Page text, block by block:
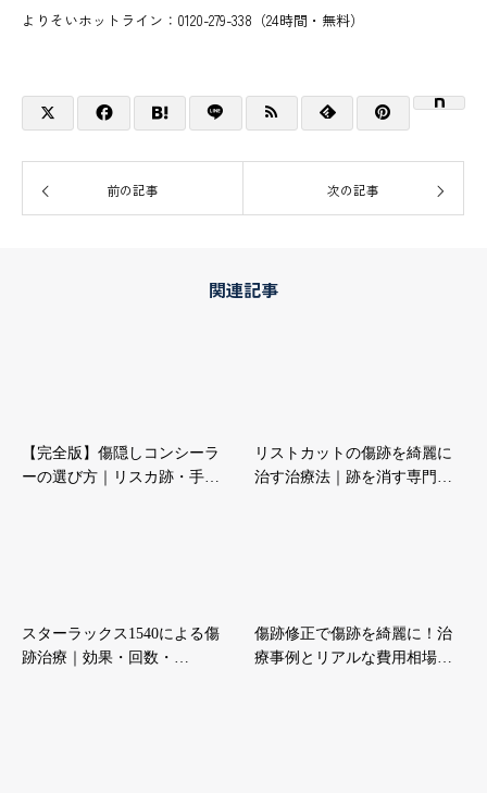
よりそいホットライン：0120-279-338（24時間・無料）
前の記事 次の記事
関連記事
【完全版】傷隠しコンシーラ
ーの選び方｜リスカ跡・手…
リストカットの傷跡を綺麗に
治す治療法｜跡を消す専門…
スターラックス1540による傷
跡治療｜効果・回数・…
傷跡修正で傷跡を綺麗に！治
療事例とリアルな費用相場…